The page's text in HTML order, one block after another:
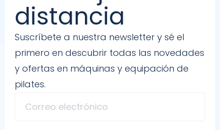
distancia
Suscríbete a nuestra newsletter y sé el
primero en descubrir todas las novedades
y ofertas en máquinas y equipación de
pilates.